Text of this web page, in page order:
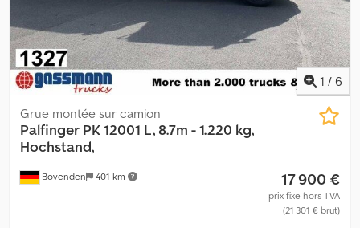
1 / 6
Bovenden 401 km
Grue montée sur camion
Palfinger PK 12001 L, 8.7m - 1.220 kg,
Hochstand,
17 900 €
prix fixe hors TVA
(21 301 € brut)